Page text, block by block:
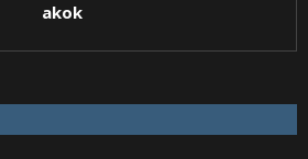
akok